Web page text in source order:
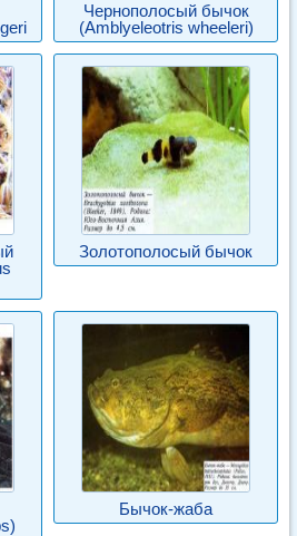
Чернополосый бычок
(Amblyeleotris wheeleri)
Золотополосый бычок
Бычок-жаба